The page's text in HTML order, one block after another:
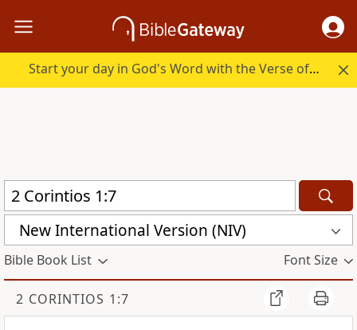
Start your day in God's Word with the Verse of the Day.
New International Version (NIV)
Bible Book List Font Size
2 CORINTIOS 1:7